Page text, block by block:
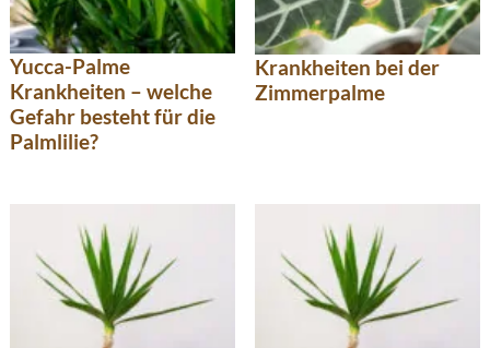
Yucca-Palme
Krankheiten – welche
Gefahr besteht für die
Palmlilie?
Krankheiten bei der
Zimmerpalme